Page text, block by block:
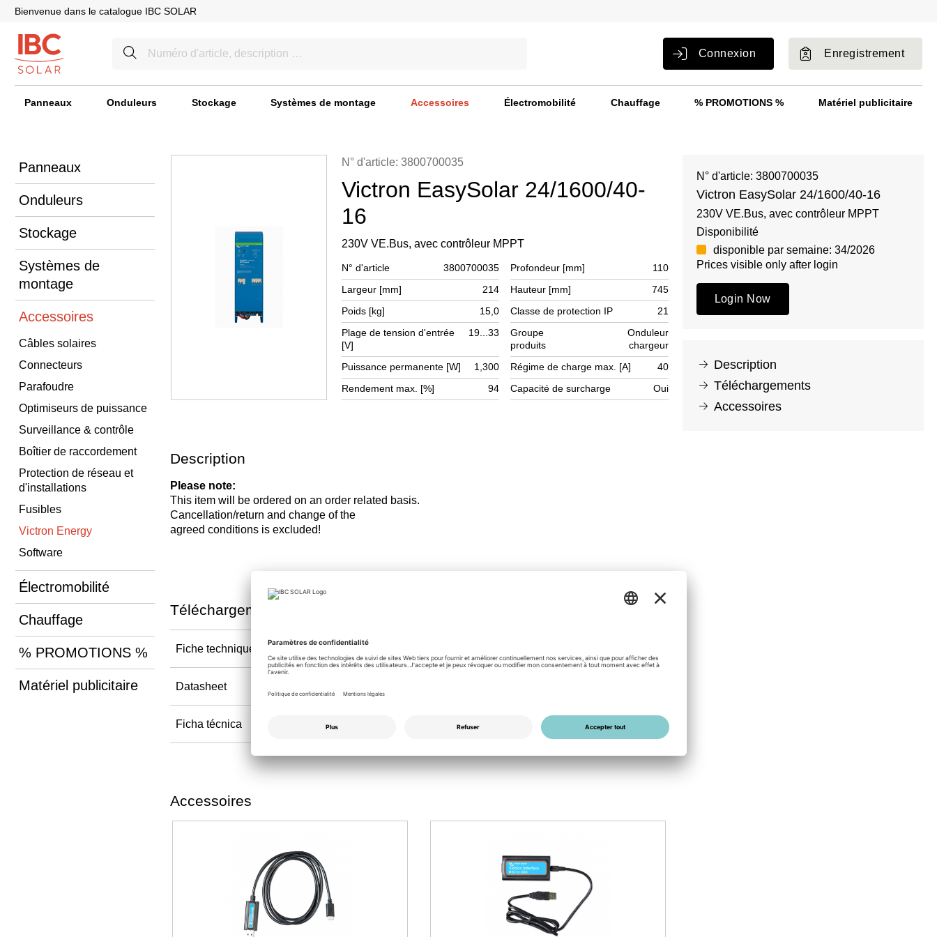
Bienvenue dans le catalogue IBC SOLAR
Connexion Enregistrement
Panneaux Onduleurs Stockage Systèmes de montage Accessoires Électromobilité Chauffage % PROMOTIONS % Matériel publicitaire
Panneaux
Onduleurs
Stockage
Systèmes de
montage
Accessoires
Câbles solaires
Connecteurs
Parafoudre
Optimiseurs de puissance
Surveillance & contrôle
Boîtier de raccordement
Protection de réseau et
d'installations
Fusibles
Victron Energy
Software
Électromobilité
Chauffage
% PROMOTIONS %
Matériel publicitaire
N° d'article: 3800700035
Victron EasySolar 24/1600/40-
16
230V VE.Bus, avec contrôleur MPPT
N° d'article 3800700035 Profondeur [mm]
110
Largeur [mm]
214 Hauteur [mm]
745
Poids [kg]
15,0 Classe de protection IP
21
Plage de tension d'entrée
[V]
19...33
Groupe
produits
Onduleur
chargeur
Puissance permanente [W]
1,300 Régime de charge max. [A]
40
Rendement max. [%]
94 Capacité de surcharge Oui
Description
Please note:
This item will be ordered on an order related basis.
Cancellation/return and change of the
agreed conditions is excluded!
Téléchargements
Fiche technique
Datasheet
Ficha técnica PDF 0,22 MB
Accessoires
N° d'article: 3800700035
Victron EasySolar 24/1600/40-16
230V VE.Bus, avec contrôleur MPPT
Disponibilité
disponible par semaine: 34/2026
Prices visible only after login
Login Now
Description
Téléchargements
Accessoires